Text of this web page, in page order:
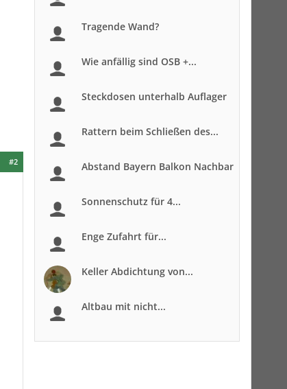
#2
Tragende Wand?
Wie anfällig sind OSB +...
Steckdosen unterhalb Auflager
Rattern beim Schließen des...
Abstand Bayern Balkon Nachbar
Sonnenschutz für 4...
Enge Zufahrt für...
Keller Abdichtung von...
Altbau mit nicht...